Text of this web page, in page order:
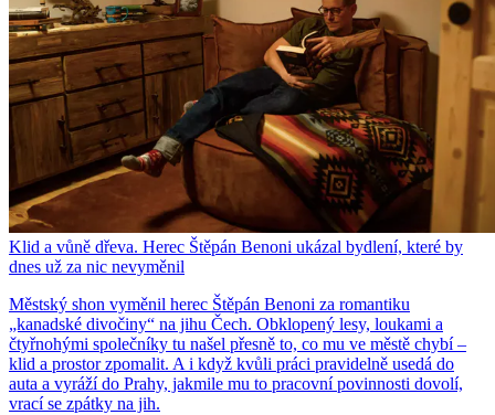
Klid a vůně dřeva. Herec Štěpán Benoni ukázal bydlení, které by
dnes už za nic nevyměnil
Městský shon vyměnil herec Štěpán Benoni za romantiku
„kanadské divočiny“ na jihu Čech. Obklopený lesy, loukami a
čtyřnohými společníky tu našel přesně to, co mu ve městě chybí –
klid a prostor zpomalit. A i když kvůli práci pravidelně usedá do
auta a vyráží do Prahy, jakmile mu to pracovní povinnosti dovolí,
vrací se zpátky na jih.